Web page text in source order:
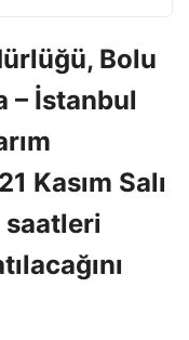
Bolu
– İstanbul
Kasım Salı